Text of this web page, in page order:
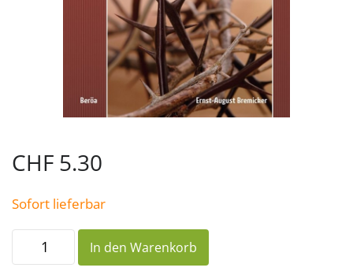
CHF 5.30
Sofort lieferbar
Gottes
Knecht
leidet
In den Warenkorb